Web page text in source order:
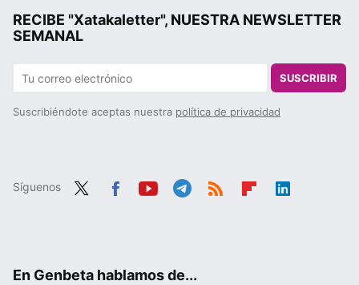
RECIBE "Xatakaletter", NUESTRA NEWSLETTER
SEMANAL
SUSCRIBIR
Suscribiéndote aceptas nuestra política de privacidad
Síguenos
En Genbeta hablamos de...